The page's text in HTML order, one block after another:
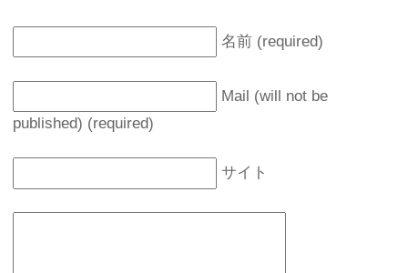
名前 (required)
Mail (will not be
published) (required)
サイト